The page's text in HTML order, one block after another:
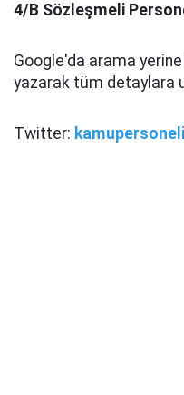
4/B Sözleşmeli
Google'da arama yerine
yazarak tüm detaylara
Twitter: